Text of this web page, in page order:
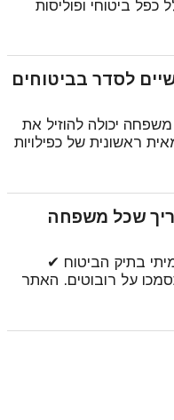
ביטוחי ופוליסות
טיפים מעשיים לסדר בביטוחים
יכולה להוזיל את
ראשונית של כפילויות
2026: המדריך שכל משפחה
בתיק הביטוח ✔
על רובוטים. האתר